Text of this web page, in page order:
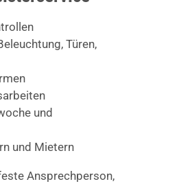
Türen,
und
und Mietern
Ansprechperson,